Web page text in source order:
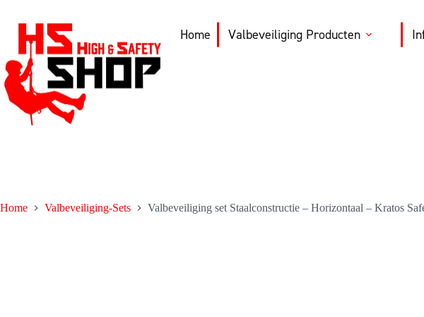
inhoud
Home Valbeveiliging Producten
Home Valbeveiliging-Sets Valbeveiliging set Staalconstructie – Horizontaal – Kratos